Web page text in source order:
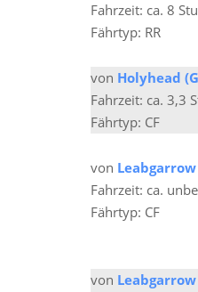
Fahrzeit: ca. 8
Fährtyp: RR
von Holyhead
Fahrzeit: ca. 3,3
Fährtyp: CF
von
Fahrzeit: ca.
Fährtyp: CF
von